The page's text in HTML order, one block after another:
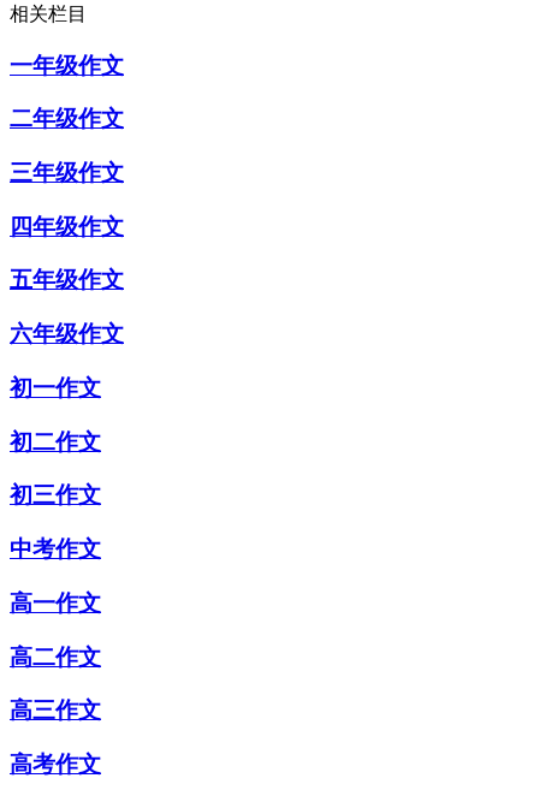
相关栏目
一年级作文
二年级作文
三年级作文
四年级作文
五年级作文
六年级作文
初一作文
初二作文
初三作文
中考作文
高一作文
高二作文
高三作文
高考作文